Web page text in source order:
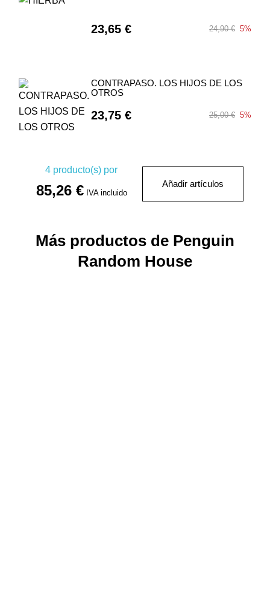
23,65 € 24,90 € 5%
CONTRAPASO. LOS HIJOS DE LOS
OTROS
23,75 € 25,00 € 5%
4 producto(s) por
85,26 € IVA incluido
Añadir artículos
Más productos de Penguin
Random House